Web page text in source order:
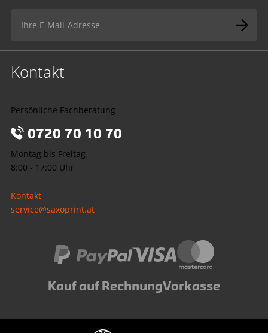
Kontakt
Persönliche Fachberatung
0720 70 10 70
Montag bis Freitag
8:00 - 17:00 Uhr
Kontakt
service@saxoprint.at
Kauf auf RechnungVorkasse